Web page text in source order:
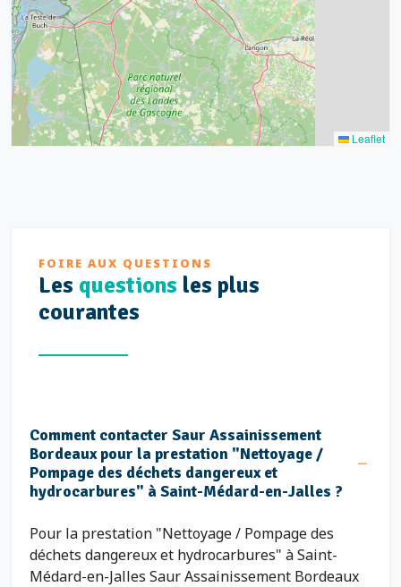
3
2
Leaflet
FOIRE AUX QUESTIONS
Les questions les plus
courantes
Comment contacter Saur Assainissement
Bordeaux pour la prestation "Nettoyage /
Pompage des déchets dangereux et
hydrocarbures" à Saint-Médard-en-Jalles ?
Pour la prestation "Nettoyage / Pompage des
déchets dangereux et hydrocarbures" à Saint-
Médard-en-Jalles Saur Assainissement Bordeaux